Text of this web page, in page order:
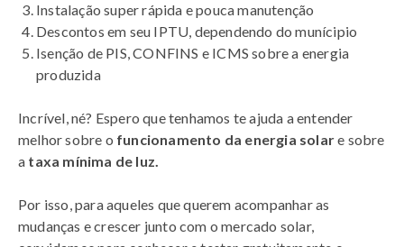
Instalação super rápida e pouca manutenção
Descontos em seu IPTU, dependendo do munícipio
Isenção de PIS, CONFINS e ICMS sobre a energia
produzida
Incrível, né? Espero que tenhamos te ajuda a entender
melhor sobre o funcionamento da energia solare sobre
a taxa mínima de luz.
Por isso, para aqueles que querem acompanhar as
mudanças e crescer junto com o mercado solar,